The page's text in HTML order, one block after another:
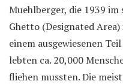
Muehlberger, die 1939 im
Ghetto (Designated
einem ausgewiesenen
lebten ca. 20,000
fliehen mussten. Die